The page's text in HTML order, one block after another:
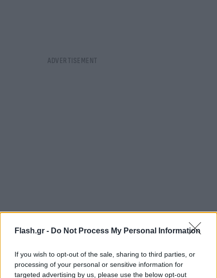
Flash.gr - Do Not Process My Personal Information
If you wish to opt-out of the sale, sharing to third parties, or
processing of your personal or sensitive information for
targeted advertising by us, please use the below opt-out
Το κίνημα του Μοκτάντα αλ Σαντρ είχε κερδίσει
στις εκλογές του προηγούμενου Οκτωβρίου, αλλά
δεν κατάφερε να σχηματίσει κυβέρνηση